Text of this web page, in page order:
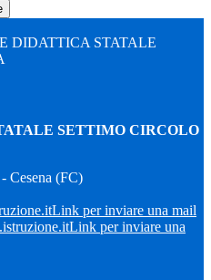
DIDATTICA STATALE
SETTIMO CIRCOLO
Cesena (FC)
Link per inviare una mail
Link per inviare una